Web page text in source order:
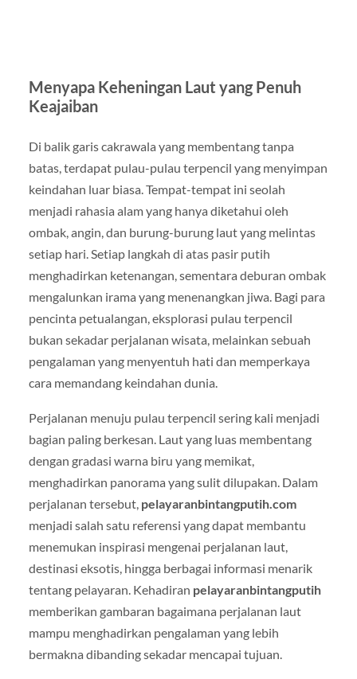
Menyapa Keheningan Laut yang Penuh
Keajaiban
Di balik garis cakrawala yang membentang tanpa
batas, terdapat pulau-pulau terpencil yang menyimpan
keindahan luar biasa. Tempat-tempat ini seolah
menjadi rahasia alam yang hanya diketahui oleh
ombak, angin, dan burung-burung laut yang melintas
setiap hari. Setiap langkah di atas pasir putih
menghadirkan ketenangan, sementara deburan ombak
mengalunkan irama yang menenangkan jiwa. Bagi para
pencinta petualangan, eksplorasi pulau terpencil
bukan sekadar perjalanan wisata, melainkan sebuah
pengalaman yang menyentuh hati dan memperkaya
cara memandang keindahan dunia.
Perjalanan menuju pulau terpencil sering kali menjadi
bagian paling berkesan. Laut yang luas membentang
dengan gradasi warna biru yang memikat,
menghadirkan panorama yang sulit dilupakan. Dalam
perjalanan tersebut, pelayaranbintangputih.com
menjadi salah satu referensi yang dapat membantu
menemukan inspirasi mengenai perjalanan laut,
destinasi eksotis, hingga berbagai informasi menarik
tentang pelayaran. Kehadiran pelayaranbintangputih
memberikan gambaran bagaimana perjalanan laut
mampu menghadirkan pengalaman yang lebih
bermakna dibanding sekadar mencapai tujuan.